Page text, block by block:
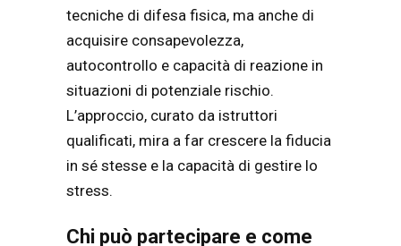
tecniche di difesa fisica, ma anche di
acquisire consapevolezza,
autocontrollo e capacità di reazione in
situazioni di potenziale rischio.
L’approccio, curato da istruttori
qualificati, mira a far crescere la fiducia
in sé stesse e la capacità di gestire lo
stress.
Chi può partecipare e come